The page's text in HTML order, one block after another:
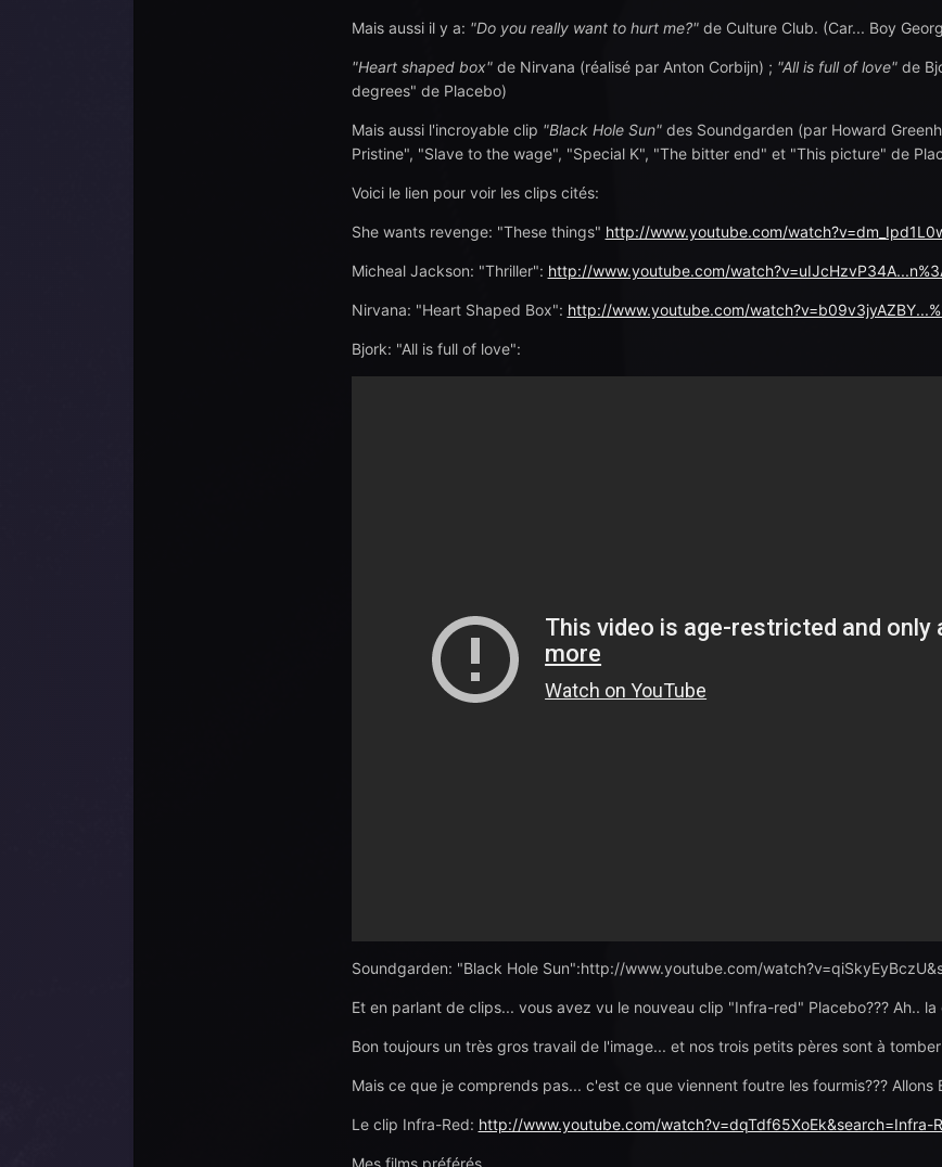
Mais aussi il y a: "Do you really want to hurt me?"de Culture Club. (Car... Boy
"Heart shaped box"de Nirvana (réalisé par Anton Corbijn) ; "All is full of love"de
degrees" de Placebo)
Mais aussi l'incroyable clip "Black Hole Sun" des Soundgarden (par Howard
Pristine", "Slave to the wage", "Special K", "The bitter end" et "This picture" de
Voici le lien pour voir les clips cités:
She wants revenge: "These things" http://www.youtube.com/
Micheal Jackson: "Thriller": http://www.youtube.com/
Nirvana: "Heart Shaped Box": http://www.youtube.com/
Bjork: "All is full of love":
Soundgarden: "Black Hole Sun":http://www.youtube.com/
Et en parlant de clips... vous avez vu le nouveau clip "Infra-red" Placebo??? Ah..
Bon toujours un très gros travail de l'image... et nos trois petits pères sont à
Mais ce que je comprends pas... c'est ce que viennent foutre les fourmis???
Le clip Infra-Red: http://www.youtube.com/watch?v=dqTdf65XoEk&search=Infra-
Mes films préférés